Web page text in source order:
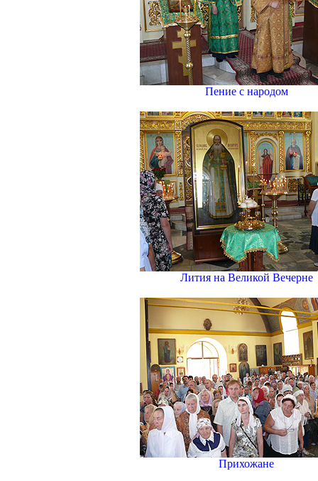
Пение с народом
Лития на Великой Вечерне
Прихожане